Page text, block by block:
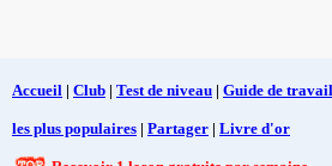
Accueil | Club | Test de niveau | Guide de travail
les plus populaires | Partager | Livre d'or